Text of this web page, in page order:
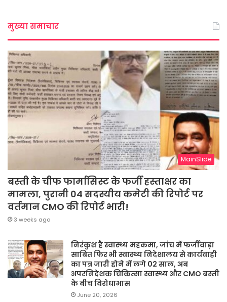
मुख्या समाचार
MainSlide
बस्ती के चीफ फार्मासिस्ट के फर्जी हस्ताक्षर का
मामला, पुरानी 04 सदस्यीय कमेटी की रिपोर्ट पर
वर्तमान CMO की रिपोर्ट भारी!
3 weeks ago
निरंकुश है स्वास्थ्य महकमा, जांच में फर्जीवाड़ा
साबित फिर भी स्वास्थ्य निदेशालय से कार्यवाही
का पत्र जारी होने में लगे 02 साल, अब
अपरनिदेशक चिकित्सा स्वास्थ्य और CMO बस्ती
के बीच विरोधाभास
June 20, 2026